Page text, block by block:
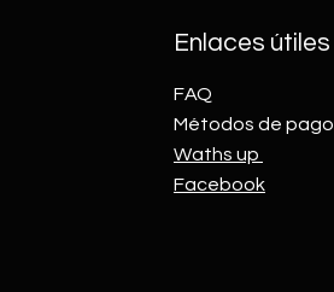
Enlaces útiles
FAQ
Métodos de pago
Waths up
Facebook